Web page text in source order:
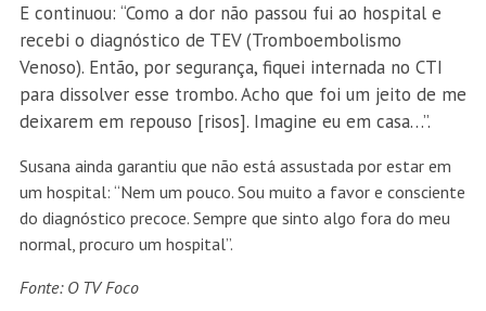
E continuou: “Como a dor não passou fui ao hospital e
recebi o diagnóstico de TEV (Tromboembolismo
Venoso). Então, por segurança, fiquei internada no CTI
para dissolver esse trombo. Acho que foi um jeito de me
deixarem em repouso [risos]. Imagine eu em casa…”.
Susana ainda garantiu que não está assustada por estar em
um hospital: “Nem um pouco. Sou muito a favor e consciente
do diagnóstico precoce. Sempre que sinto algo fora do meu
normal, procuro um hospital”.
Fonte: O TV Foco